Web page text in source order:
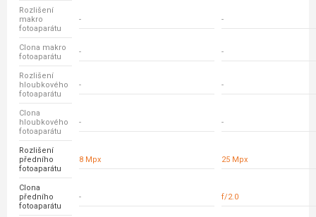
Rozlišení
makro
fotoaparátu
- -
Clona makro
fotoaparátu
- -
Rozlišení
hloubkového
fotoaparátu
- -
Clona
hloubkového
fotoaparátu
- -
Rozlišení
předního
fotoaparátu
8 Mpx 25 Mpx
Clona
předního
fotoaparátu
- f/2.0